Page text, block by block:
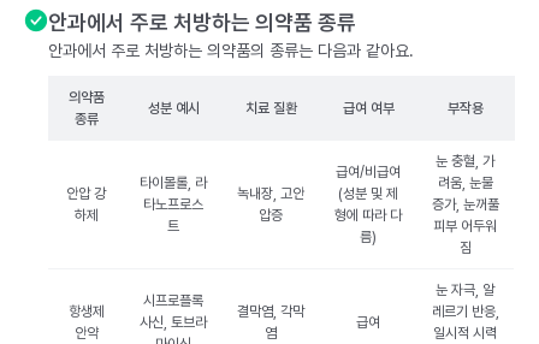
안과에서 주로 처방하는 의약품 종류
안과에서 주로 처방하는 의약품의 종류는 다음과 같아요.
의약품
종류
성분 예시 치료 질환 급여 여부 부작용
안압 강
하제
타이몰롤, 라
타노프로스
트
녹내장, 고안
압증
급여/비급여
(성분 및 제
형에 따라 다
름)
눈 충혈, 가
려움, 눈물
증가, 눈꺼풀
피부 어두워
짐
항생제
안약
시프로플록
사신, 토브라
결막염, 각막
염
급여
눈 자극, 알
레르기 반응,
일시적 시력